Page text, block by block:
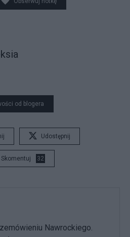
od blogera
Udostępnij
Skomentuj 32
Nawrockiego.